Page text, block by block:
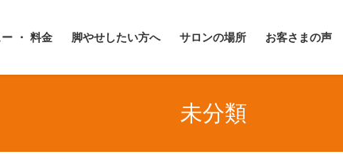
ー ・ 料金 脚やせしたい方へ サロンの場所 お客さまの声
未分類